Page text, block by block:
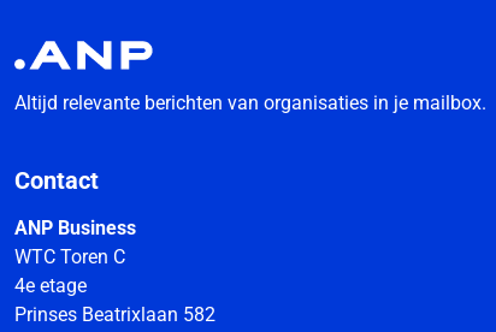
Altijd relevante berichten van organisaties in je mailbox.
Contact
ANP Business
WTC Toren C
4e etage
Prinses Beatrixlaan 582